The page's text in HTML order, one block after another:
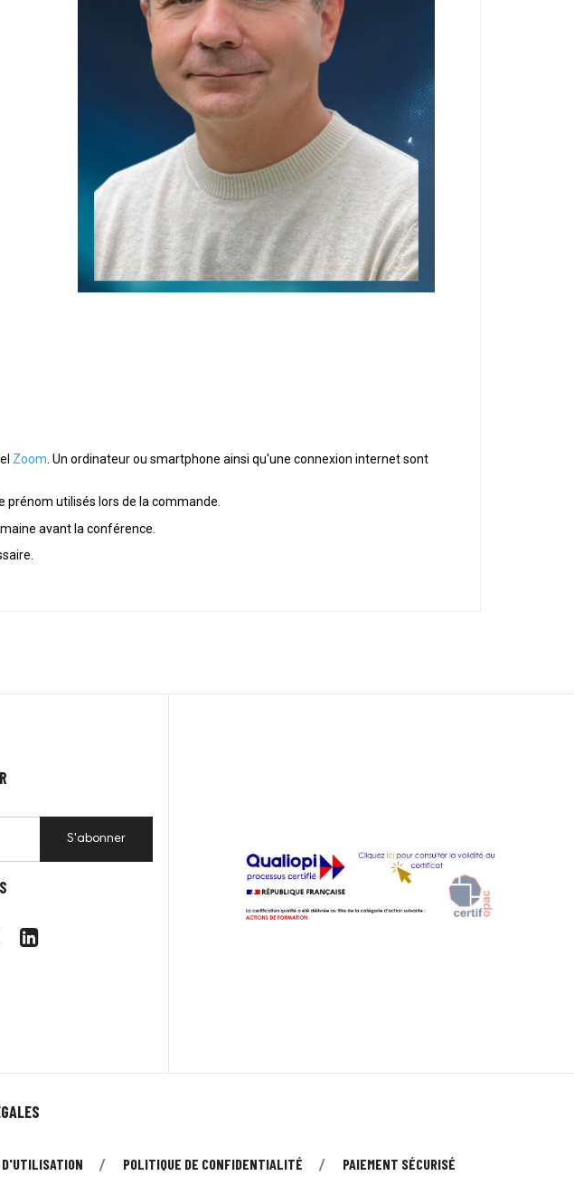
Zoom . Un ordinateur ou smartphone ainsi qu'une connexion internet sont
prénom utilisés lors de la commande.
avant la conférence.
S'abonner
D'UTILISATION POLITIQUE DE CONFIDENTIALITÉ PAIEMENT SÉCURISÉ